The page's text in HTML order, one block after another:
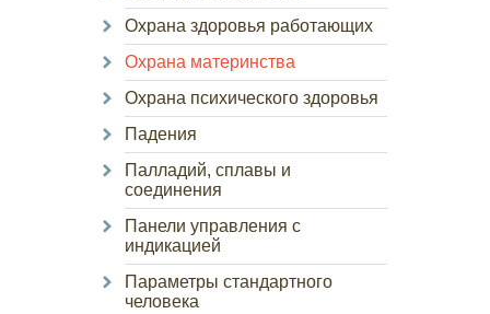
Охрана здоровья работающих
Охрана материнства
Охрана психического здоровья
Падения
Палладий, сплавы и
соединения
Панели управления с
индикацией
Параметры стандартного
человека